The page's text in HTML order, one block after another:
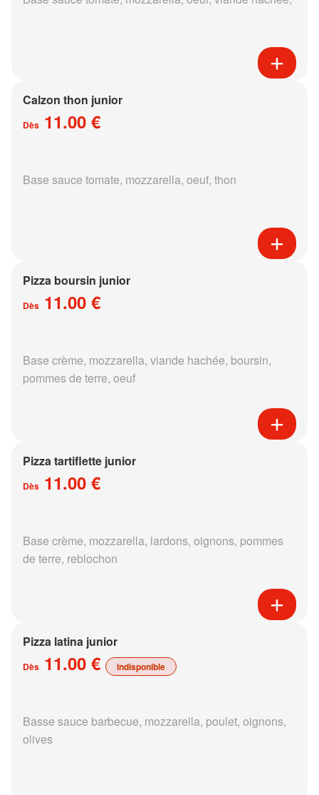
Calzon thon junior
Dès 11.00 €
Base sauce tomate, mozzarella, oeuf, thon
Pizza boursin junior
Dès 11.00 €
Base crème, mozzarella, viande hachée, boursin,
pommes de terre, oeuf
Pizza tartiflette junior
Dès 11.00 €
Base crème, mozzarella, lardons, oignons, pommes
de terre, reblochon
Pizza latina junior
Dès 11.00 € indisponible
Basse sauce barbecue, mozzarella, poulet, oignons,
olives